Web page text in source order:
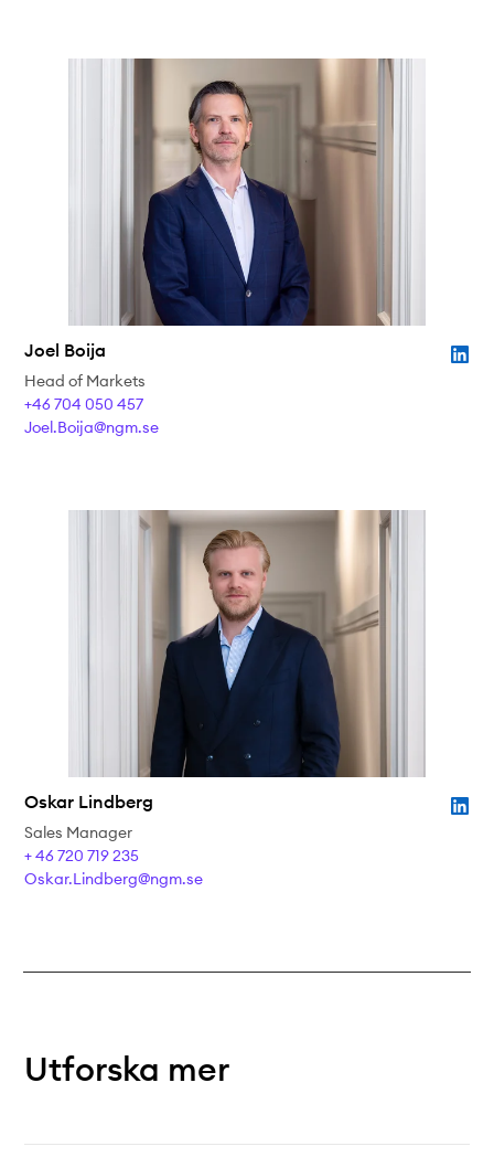
Joel Boija
Head of Markets
+46 704 050 457
Joel.Boija@ngm.se
Oskar Lindberg
Sales Manager
+ 46 720 719 235
Oskar.Lindberg@ngm.se
Utforska mer